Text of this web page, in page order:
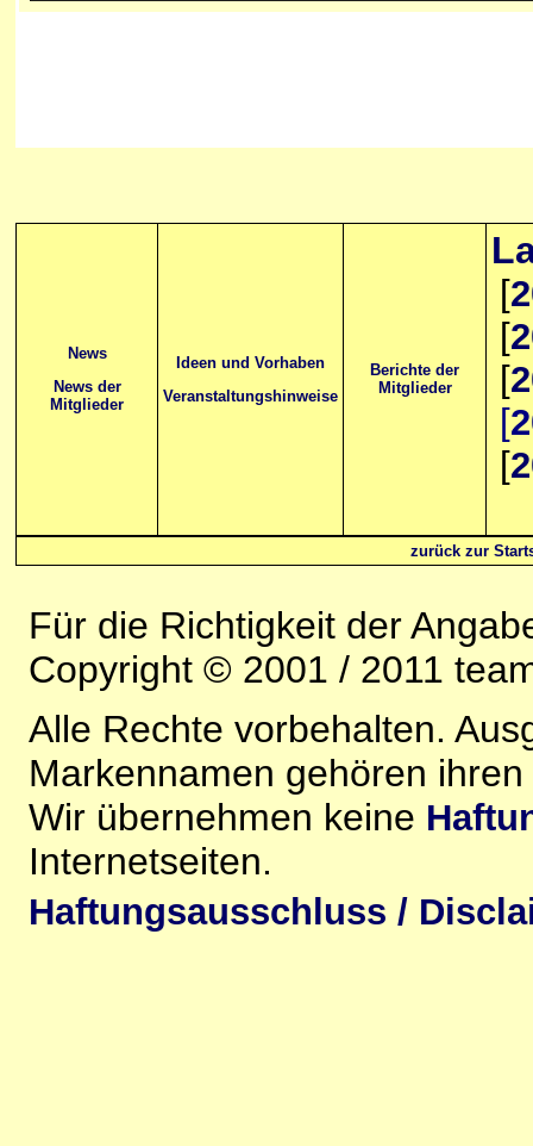
News
News der
Mitglieder
Ideen und Vorhaben
Veranstaltungshinweise
Berichte der
Mitglieder
[
[
[
[
[
zurück zur
Für die Richtigkeit der
Copyright © 2001 / 2011
Alle Rechte vorbehalten.
Markennamen gehören
Wir übernehmen keine
Internetseiten.
Haftungsausschluss /